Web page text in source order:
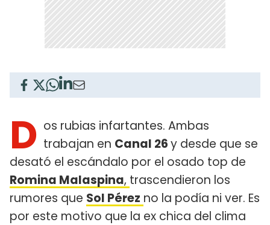
D os rubias infartantes. Ambas
trabajan en Canal 26y desde que se
desató el escándalo por el osado top de
Romina Malaspina, trascendieron los
rumores que Sol Pérez no la podía ni ver. Es
por este motivo que la ex chica del clima